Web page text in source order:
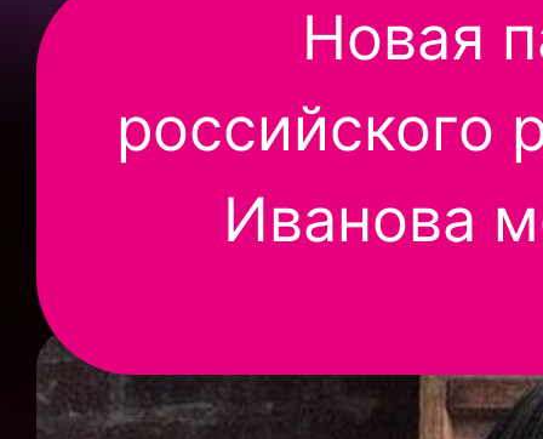
Новая
российского
Иванова